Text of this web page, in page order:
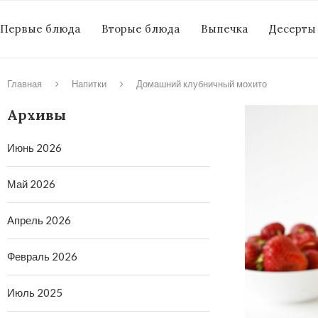
Первые блюда Вторые блюда Выпечка Десерты
Главная Напитки Домашний клубничный мохито
Архивы
Июнь 2026
Май 2026
Апрель 2026
Февраль 2026
Июль 2025